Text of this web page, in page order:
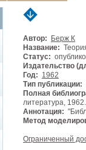
Автор:
Берж К
Название:
Статус:
Издательство
Год: 1962
Тип публикации:
Полная
литература,
Аннотация:
Метод
Ограниченный